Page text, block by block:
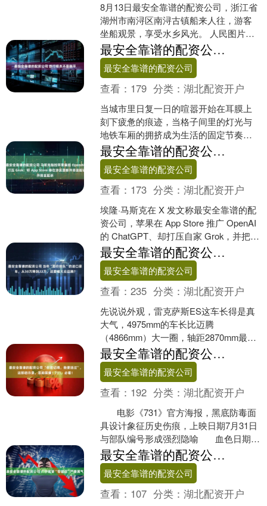
8月13日最安全靠谱的配资公司，浙江省
湖州市南浔区南浔古镇船来人往，游客
坐船观景，享受水乡风光。 人民图片
2005年8月15日，时任浙江省委书记的习
近平同志到....
最安全靠谱的配资公司 旅行根本不是躺平
最安全靠谱的配资公司
查看： 179 分类：湖北配资开户
当城市里日复一日的喧嚣开始在耳膜上
刻下疲惫的痕迹，当格子间里的灯光与
地铁车厢的拥挤成为生活的固定节奏，
人们总会不约而同地将目光投向远方
——那里有未曾踏足的土地，....
最安全靠谱的配资公司 马斯克指控苹果偏袒 OpenAI、打压 Grok：称 App Store 排位涉反垄断并扬言起诉
最安全靠谱的配资公司
查看： 173 分类：湖北配资开户
埃隆·马斯克在 X 发文称最安全靠谱的配
资公司，苹果在 App Store 推广 OpenAI
的 ChatGPT、却打压自家 Grok，并把商
店排位称为“明确....
最安全靠谱的配资公司 当年“加价排队”的进口豪车，从30万降到22万，还要啥大众迈腾？
最安全靠谱的配资公司
查看：235 分类：湖北配资开户
先说说外观，雷克萨斯ES这车长得是真
大气，4975mm的车长比迈腾
（4866mm）大一圈，轴距2870mm最安
全靠谱的配资公司，后排空间相当宽
敞，跷二郎腿完全没....
最安全靠谱的配资公司 “你若记得，我便活过”，这部启示录，怎能禁播！731，必看！
最安全靠谱的配资公司
查看： 192 分类：湖北配资开户
电影《731》官方海报，黑底防毒面
具设计象征历史伤痕，上映日期7月31日
与部队编号形成强烈隐喻 血色日期的
隐喻：一部电影与一个民族的集....
最安全靠谱的配资公司 广宁城管“零容忍”严查黑气
最安全靠谱的配资公司
查看： 107 分类：湖北配资开户